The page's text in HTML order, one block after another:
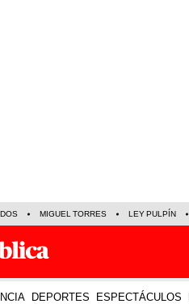
MIGUEL TORRES LEY PULPÍN
DEPORTES ESPECTÁCULOS